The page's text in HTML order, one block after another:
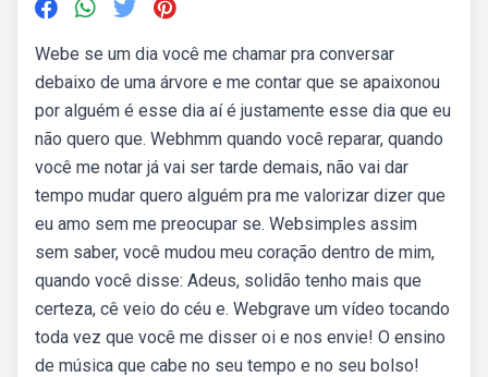
Webe se um dia você me chamar pra conversar
debaixo de uma árvore e me contar que se apaixonou
por alguém é esse dia aí é justamente esse dia que eu
não quero que. Webhmm quando você reparar, quando
você me notar já vai ser tarde demais, não vai dar
tempo mudar quero alguém pra me valorizar dizer que
eu amo sem me preocupar se. Websimples assim
sem saber, você mudou meu coração dentro de mim,
quando você disse: Adeus, solidão tenho mais que
certeza, cê veio do céu e. Webgrave um vídeo tocando
toda vez que você me disser oi e nos envie! O ensino
de música que cabe no seu tempo e no seu bolso!